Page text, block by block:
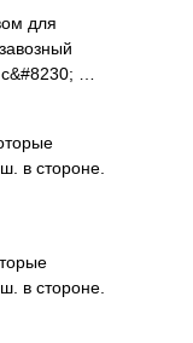
для
…
в стороне.
в стороне.